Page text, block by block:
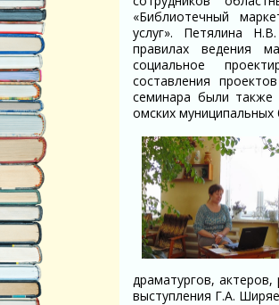
«Библиотечный
услуг». Петялина
правилах ведения
социальное
составления
семинара были также
омских муниципальных
драматургов,
выступления Г.А.